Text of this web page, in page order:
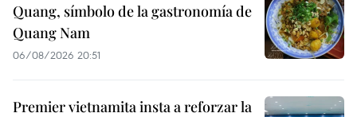
Quang, símbolo de la gastronomía de
Quang Nam
06/08/2026 20:51
Premier vietnamita insta a reforzar la